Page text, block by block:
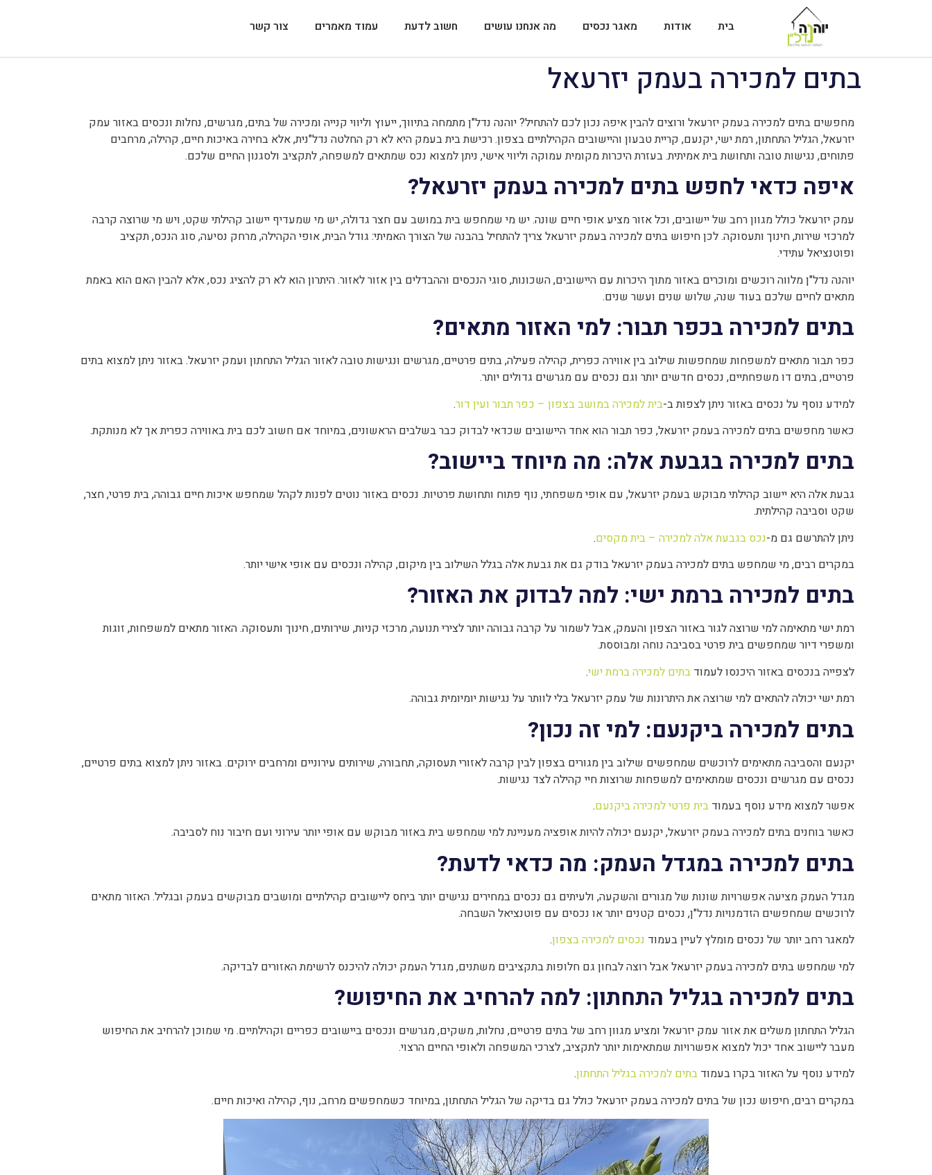
בית אודות מאגר נכסים מה אנחנו עושים חשוב לדעת עמוד מאמרים צור קשר
בתים למכירה בעמק יזרעאל
מחפשים בתים למכירה בעמק יזרעאל ורוצים להבין איפה נכון לכם להתחיל? יוהנה נדל"ן מתמחה בתיווך, ייעוץ וליווי קנייה ומכירה של בתים, מגרשים, נחלות ונכסים באזור עמק
יזרעאל, הגליל התחתון, רמת ישי, יקנעם, קריית טבעון והיישובים הקהילתיים בצפון. רכישת בית בעמק היא לא רק החלטה נדל"נית, אלא בחירה באיכות חיים, קהילה, מרחבים
פתוחים, נגישות טובה ותחושת בית אמיתית. בעזרת היכרות מקומית עמוקה וליווי אישי, ניתן למצוא נכס שמתאים למשפחה, לתקציב ולסגנון החיים שלכם.
איפה כדאי לחפש בתים למכירה בעמק יזרעאל?
עמק יזרעאל כולל מגוון רחב של יישובים, וכל אזור מציע אופי חיים שונה. יש מי שמחפש בית במושב עם חצר גדולה, יש מי שמעדיף יישוב קהילתי שקט, ויש מי שרוצה קרבה
למרכזי שירות, חינוך ותעסוקה. לכן חיפוש בתים למכירה בעמק יזרעאל צריך להתחיל בהבנה של הצורך האמיתי: גודל הבית, אופי הקהילה, מרחק נסיעה, סוג הנכס, תקציב
ופוטנציאל עתידי.
יוהנה נדל"ן מלווה רוכשים ומוכרים באזור מתוך היכרות עם היישובים, השכונות, סוגי הנכסים וההבדלים בין אזור לאזור. היתרון הוא לא רק להציג נכס, אלא להבין האם הוא באמת
מתאים לחיים שלכם בעוד שנה, שלוש שנים ועשר שנים.
בתים למכירה בכפר תבור: למי האזור מתאים?
כפר תבור מתאים למשפחות שמחפשות שילוב בין אווירה כפרית, קהילה פעילה, בתים פרטיים, מגרשים ונגישות טובה לאזור הגליל התחתון ועמק יזרעאל. באזור ניתן למצוא בתים
פרטיים, בתים דו משפחתיים, נכסים חדשים יותר וגם נכסים עם מגרשים גדולים יותר.
למידע נוסף על נכסים באזור ניתן לצפות ב-בית למכירה במושב בצפון – כפר תבור ועין דור.
כאשר מחפשים בתים למכירה בעמק יזרעאל, כפר תבור הוא אחד היישובים שכדאי לבדוק כבר בשלבים הראשונים, במיוחד אם חשוב לכם בית באווירה כפרית אך לא מנותקת.
בתים למכירה בגבעת אלה: מה מיוחד ביישוב?
גבעת אלה היא יישוב קהילתי מבוקש בעמק יזרעאל, עם אופי משפחתי, נוף פתוח ותחושת פרטיות. נכסים באזור נוטים לפנות לקהל שמחפש איכות חיים גבוהה, בית פרטי, חצר,
שקט וסביבה קהילתית.
ניתן להתרשם גם מ-נכס בגבעת אלה למכירה – בית מקסים.
במקרים רבים, מי שמחפש בתים למכירה בעמק יזרעאל בודק גם את גבעת אלה בגלל השילוב בין מיקום, קהילה ונכסים עם אופי אישי יותר.
בתים למכירה ברמת ישי: למה לבדוק את האזור?
רמת ישי מתאימה למי שרוצה לגור באזור הצפון והעמק, אבל לשמור על קרבה גבוהה יותר לצירי תנועה, מרכזי קניות, שירותים, חינוך ותעסוקה. האזור מתאים למשפחות, זוגות
ומשפרי דיור שמחפשים בית פרטי בסביבה נוחה ומבוססת.
לצפייה בנכסים באזור היכנסו לעמוד בתים למכירה ברמת ישי.
רמת ישי יכולה להתאים למי שרוצה את היתרונות של עמק יזרעאל בלי לוותר על נגישות יומיומית גבוהה.
בתים למכירה ביקנעם: למי זה נכון?
יקנעם והסביבה מתאימים לרוכשים שמחפשים שילוב בין מגורים בצפון לבין קרבה לאזורי תעסוקה, תחבורה, שירותים עירוניים ומרחבים ירוקים. באזור ניתן למצוא בתים פרטיים,
נכסים עם מגרשים ונכסים שמתאימים למשפחות שרוצות חיי קהילה לצד נגישות.
אפשר למצוא מידע נוסף בעמוד בית פרטי למכירה ביקנעם.
כאשר בוחנים בתים למכירה בעמק יזרעאל, יקנעם יכולה להיות אופציה מעניינת למי שמחפש בית באזור מבוקש עם אופי יותר עירוני ועם חיבור נוח לסביבה.
בתים למכירה במגדל העמק: מה כדאי לדעת?
מגדל העמק מציעה אפשרויות שונות של מגורים והשקעה, ולעיתים גם נכסים במחירים נגישים יותר ביחס ליישובים קהילתיים ומושבים מבוקשים בעמק ובגליל. האזור מתאים
לרוכשים שמחפשים הזדמנויות נדל"ן, נכסים קטנים יותר או נכסים עם פוטנציאל השבחה.
למאגר רחב יותר של נכסים מומלץ לעיין בעמוד נכסים למכירה בצפון.
למי שמחפש בתים למכירה בעמק יזרעאל אבל רוצה לבחון גם חלופות בתקציבים משתנים, מגדל העמק יכולה להיכנס לרשימת האזורים לבדיקה.
בתים למכירה בגליל התחתון: למה להרחיב את החיפוש?
הגליל התחתון משלים את אזור עמק יזרעאל ומציע מגוון רחב של בתים פרטיים, נחלות, משקים, מגרשים ונכסים ביישובים כפריים וקהילתיים. מי שמוכן להרחיב את החיפוש
מעבר ליישוב אחד יכול למצוא אפשרויות שמתאימות יותר לתקציב, לצרכי המשפחה ולאופי החיים הרצוי.
למידע נוסף על האזור בקרו בעמוד בתים למכירה בגליל התחתון.
במקרים רבים, חיפוש נכון של בתים למכירה בעמק יזרעאל כולל גם בדיקה של הגליל התחתון, במיוחד כשמחפשים מרחב, נוף, קהילה ואיכות חיים.